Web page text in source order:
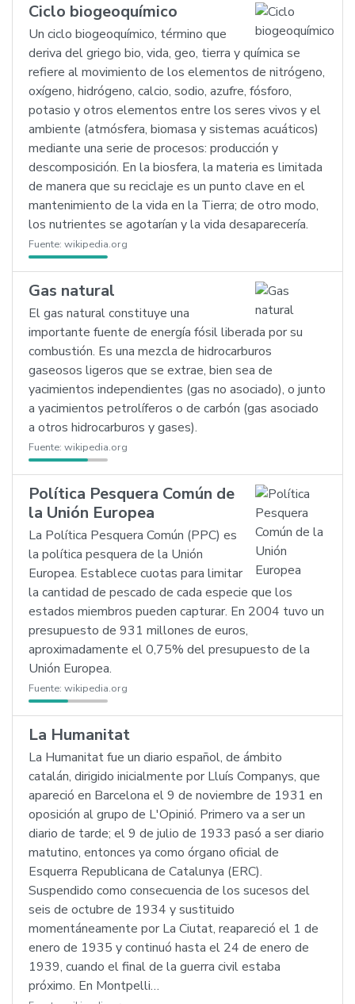
Ciclo biogeoquímico
Un ciclo biogeoquímico, término que
deriva del griego bio, vida, geo, tierra y química se
refiere al movimiento de los elementos de nitrógeno,
oxígeno, hidrógeno, calcio, sodio, azufre, fósforo,
potasio y otros elementos entre los seres vivos y el
ambiente (atmósfera, biomasa y sistemas acuáticos)
mediante una serie de procesos: producción y
descomposición. En la biosfera, la materia es limitada
de manera que su reciclaje es un punto clave en el
mantenimiento de la vida en la Tierra; de otro modo,
los nutrientes se agotarían y la vida desaparecería.
Fuente: wikipedia.org
Gas natural
El gas natural constituye una
importante fuente de energía fósil liberada por su
combustión. Es una mezcla de hidrocarburos
gaseosos ligeros que se extrae, bien sea de
yacimientos independientes (gas no asociado), o junto
a yacimientos petrolíferos o de carbón (gas asociado
a otros hidrocarburos y gases).
Fuente: wikipedia.org
Política Pesquera Común de
la Unión Europea
La Política Pesquera Común (PPC) es
la política pesquera de la Unión
Europea. Establece cuotas para limitar
la cantidad de pescado de cada especie que los
estados miembros pueden capturar. En 2004 tuvo un
presupuesto de 931 millones de euros,
aproximadamente el 0,75% del presupuesto de la
Unión Europea.
Fuente: wikipedia.org
La Humanitat
La Humanitat fue un diario español, de ámbito
catalán, dirigido inicialmente por Lluís Companys, que
apareció en Barcelona el 9 de noviembre de 1931 en
oposición al grupo de L'Opinió. Primero va a ser un
diario de tarde; el 9 de julio de 1933 pasó a ser diario
matutino, entonces ya como órgano oficial de
Esquerra Republicana de Catalunya (ERC).
Suspendido como consecuencia de los sucesos del
seis de octubre de 1934 y sustituido
momentáneamente por La Ciutat, reapareció el 1 de
enero de 1935 y continuó hasta el 24 de enero de
1939, cuando el final de la guerra civil estaba
próximo. En Montpelli…